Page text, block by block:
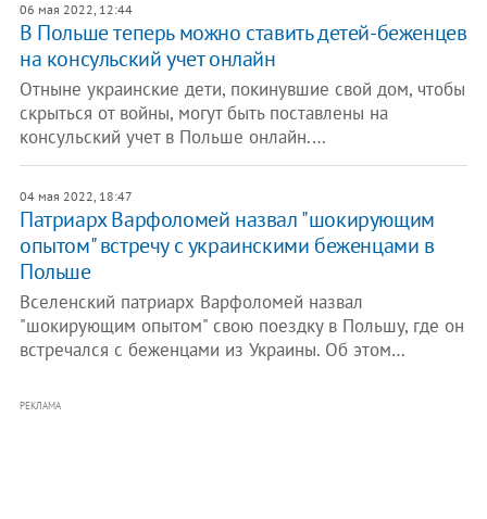
06 мая 2022, 12:44
В Польше теперь можно ставить детей-беженцев
на консульский учет онлайн
Отныне украинские дети, покинувшие свой дом, чтобы
скрыться от войны, могут быть поставлены на
консульский учет в Польше онлайн.…
04 мая 2022, 18:47
Патриарх Варфоломей назвал "шокирующим
опытом" встречу с украинскими беженцами в
Польше
Вселенский патриарх Варфоломей назвал
"шокирующим опытом" свою поездку в Польшу, где он
встречался с беженцами из Украины. Об этом…
РЕКЛАМА